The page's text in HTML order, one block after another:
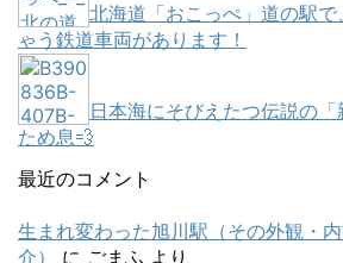
北海道「おこっぺ」道の駅
ゃう鉄道車両があります！
日本海にそびえたつ伝説の
ため息💨
最近のコメント
生まれ変わった旭川駅（その外観・
介）
に ごまふ より